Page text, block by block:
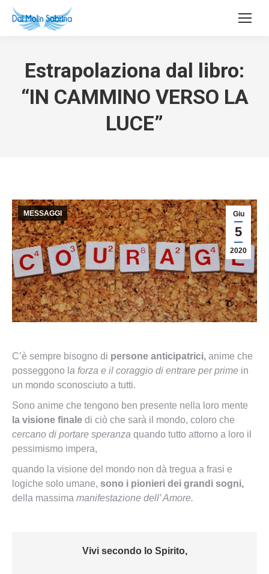
Estrapolaziona dal libro:
“IN CAMMINO VERSO LA
LUCE”
Giu
5
2020
MESSAGGI
C’è sempre bisogno di persone anticipatrici, anime che
posseggono l a forza e il coraggio di entrare per prime in
un mondo sconosciuto a tutti.
Sono anime che tengono ben presente nella loro mente
la visione finale di ciò che sarà il mondo, coloro che
cercano di portare speranza quando tutto attorno a loro il
pessimismo impera,
quando la visione del mondo non dà tregua a frasi e
logiche solo umane, sono i pionieri dei grandi sogni,
della massima manifestazione dell’ Amore.
Vivi secondo lo Spirito,